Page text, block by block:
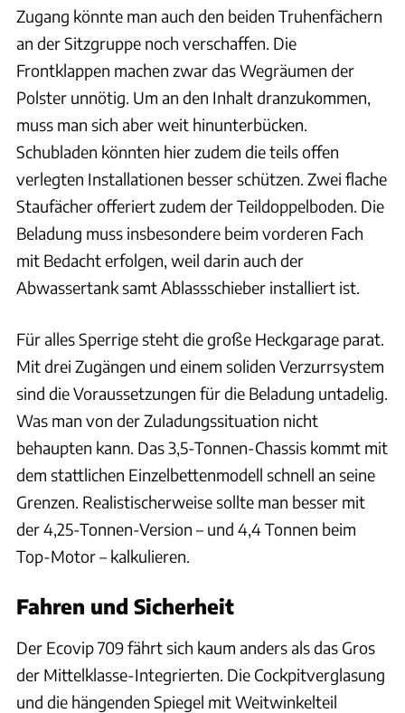
Zugang könnte man auch den beiden Truhenfächern
an der Sitzgruppe noch verschaffen. Die
Frontklappen machen zwar das Wegräumen der
Polster unnötig. Um an den Inhalt dranzukommen,
muss man sich aber weit hinunterbücken.
Schubladen könnten hier zudem die teils offen
verlegten Installationen besser schützen. Zwei flache
Staufächer offeriert zudem der Teildoppelboden. Die
Beladung muss insbesondere beim vorderen Fach
mit Bedacht erfolgen, weil darin auch der
Abwassertank samt Ablassschieber installiert ist.
Für alles Sperrige steht die große Heckgarage parat.
Mit drei Zugängen und einem soliden Verzurrsystem
sind die Vor­aussetzungen für die Beladung untadelig.
Was man von der Zuladungssituation nicht
behaupten kann. Das 3,5-Tonnen-Chassis kommt mit
dem stattlichen Einzelbettenmodell schnell an seine
Grenzen. Realistischerweise sollte man besser mit
der 4,25-Tonnen-Version – und 4,4 Tonnen beim
Top-Motor – kalkulieren.
Fahren und Sicherheit
Der Ecovip 709 fährt sich kaum anders als das Gros
der Mittelklasse-Integrierten. Die Cockpitverglasung
und die hängenden Spiegel mit Weitwinkelteil